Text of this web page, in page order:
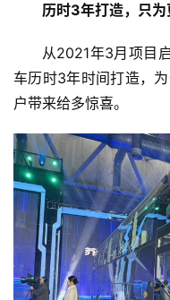
历时3年打造，只
从2021年3月项目
车历时3年时间打造，
户带来给多惊喜。